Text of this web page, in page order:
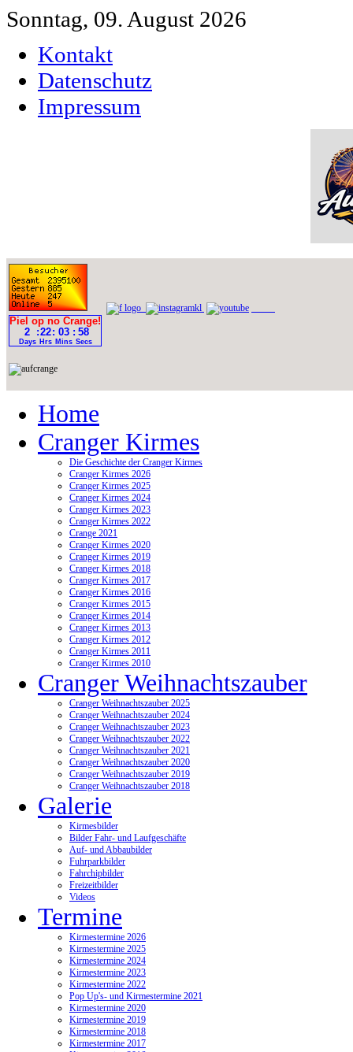
Sonntag, 09. August 2026
Kontakt
Datenschutz
Impressum
Home
Cranger Kirmes
Die Geschichte der Cranger Kirmes
Cranger Kirmes 2026
Cranger Kirmes 2025
Cranger Kirmes 2024
Cranger Kirmes 2023
Cranger Kirmes 2022
Crange 2021
Cranger Kirmes 2020
Cranger Kirmes 2019
Cranger Kirmes 2018
Cranger Kirmes 2017
Cranger Kirmes 2016
Cranger Kirmes 2015
Cranger Kirmes 2014
Cranger Kirmes 2013
Cranger Kirmes 2012
Cranger Kirmes 2011
Cranger Kirmes 2010
Cranger Weihnachtszauber
Cranger Weihnachtszauber 2025
Cranger Weihnachtszauber 2024
Cranger Weihnachtszauber 2023
Cranger Weihnachtszauber 2022
Cranger Weihnachtszauber 2021
Cranger Weihnachtszauber 2020
Cranger Weihnachtszauber 2019
Cranger Weihnachtszauber 2018
Galerie
Kirmesbilder
Bilder Fahr- und Laufgeschäfte
Auf- und Abbaubilder
Fuhrparkbilder
Fahrchipbilder
Freizeitbilder
Videos
Termine
Kirmestermine 2026
Kirmestermine 2025
Kirmestermine 2024
Kirmestermine 2023
Kirmestermine 2022
Pop Up's- und Kirmestermine 2021
Kirmestermine 2020
Kirmestermine 2019
Kirmestermine 2018
Kirmestermine 2017